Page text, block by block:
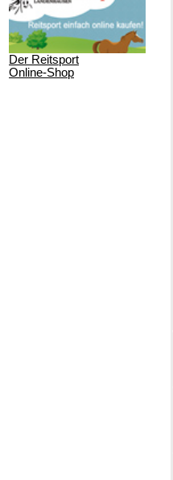
Der Reitsport
Online-Shop